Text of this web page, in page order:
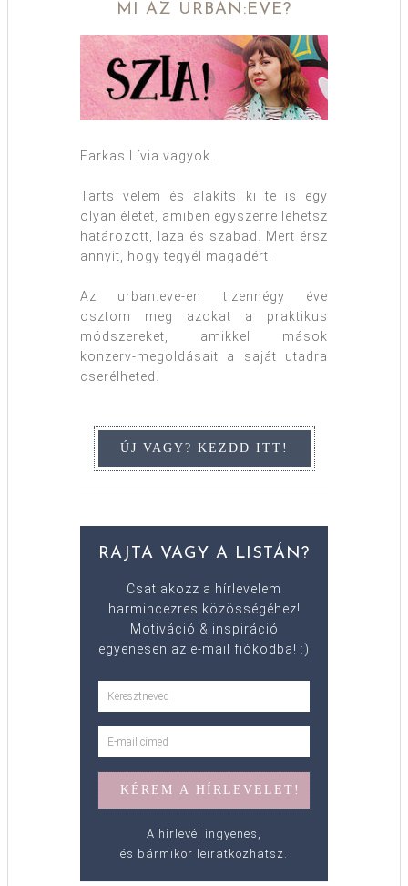
MI AZ URBAN:EVE?
Farkas Lívia vagyok.
Tarts velem és alakíts ki te is egy
olyan életet, amiben egyszerre lehetsz
határozott, laza és szabad. Mert érsz
annyit, hogy tegyél magadért.
Az urban:eve-en tizennégy éve
osztom meg azokat a praktikus
módszereket, amikkel mások
konzerv-megoldásait a saját utadra
cserélheted.
RAJTA VAGY A LISTÁN?
Csatlakozz a hírlevelem
harmincezres közösségéhez!
Motiváció & inspiráció
egyenesen az e-mail fiókodba! :)
A hírlevél ingyenes,
és bármikor leiratkozhatsz.